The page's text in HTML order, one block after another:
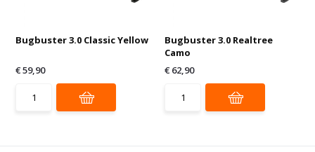
Bugbuster 3.0 Classic Yellow
€ 59,90
Bugbuster 3.0 Realtree
Camo
€ 62,90